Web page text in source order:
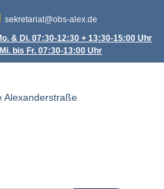
sekretariat@obs-alex.de
& Di. 07:30-12:30 + 13:30-15:00 Uhr
| Mi. bis Fr. 07:30-13:00 Uhr